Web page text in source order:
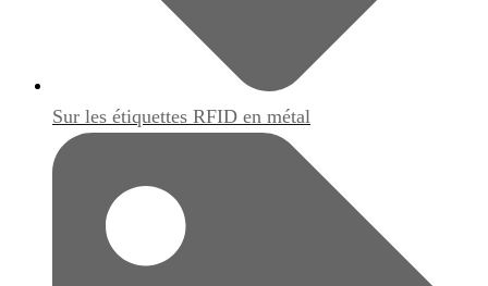
Sur les étiquettes RFID en métal